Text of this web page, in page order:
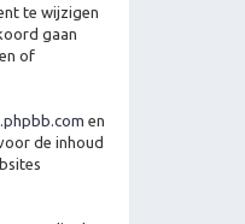
te wijzigen
gaan
of
en
de inhoud